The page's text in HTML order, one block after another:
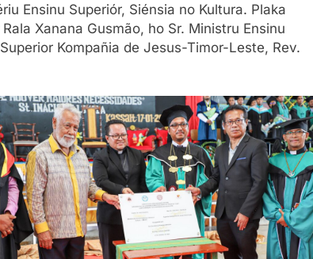
Ensinu Superiór, Siénsia no Kultura. Plaka
Xanana Gusmão, ho Sr. Ministru Ensinu
Kompañia de Jesus-Timor-Leste, Rev.